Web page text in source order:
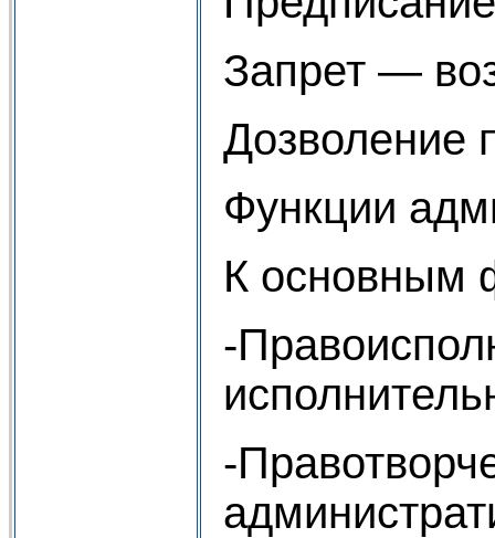
Запрет —
Дозволение
Функции
К основным
-
-